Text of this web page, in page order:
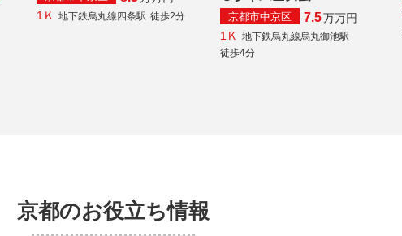
1Ｋ 地下鉄烏丸線四条駅 徒歩2分 京都市中京区 7.5万万円
1Ｋ 地下鉄烏丸線烏丸御池駅
徒歩4分
京都のお役立ち情報